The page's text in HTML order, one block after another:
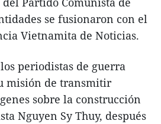
se fusionaron con el
Vietnamita de Noticias.
periodistas de guerra
misión de transmitir
sobre la construcción
Nguyen Sy Thuy, después